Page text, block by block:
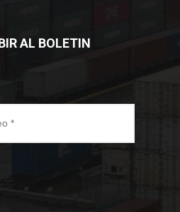
AL BOLETIN